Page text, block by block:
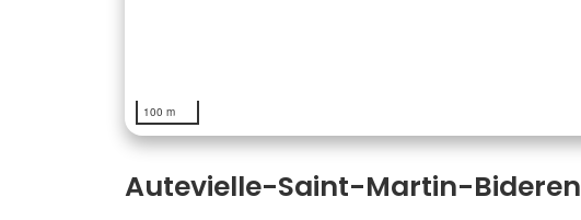
100 m
Autevielle-Saint-Martin-Bideren